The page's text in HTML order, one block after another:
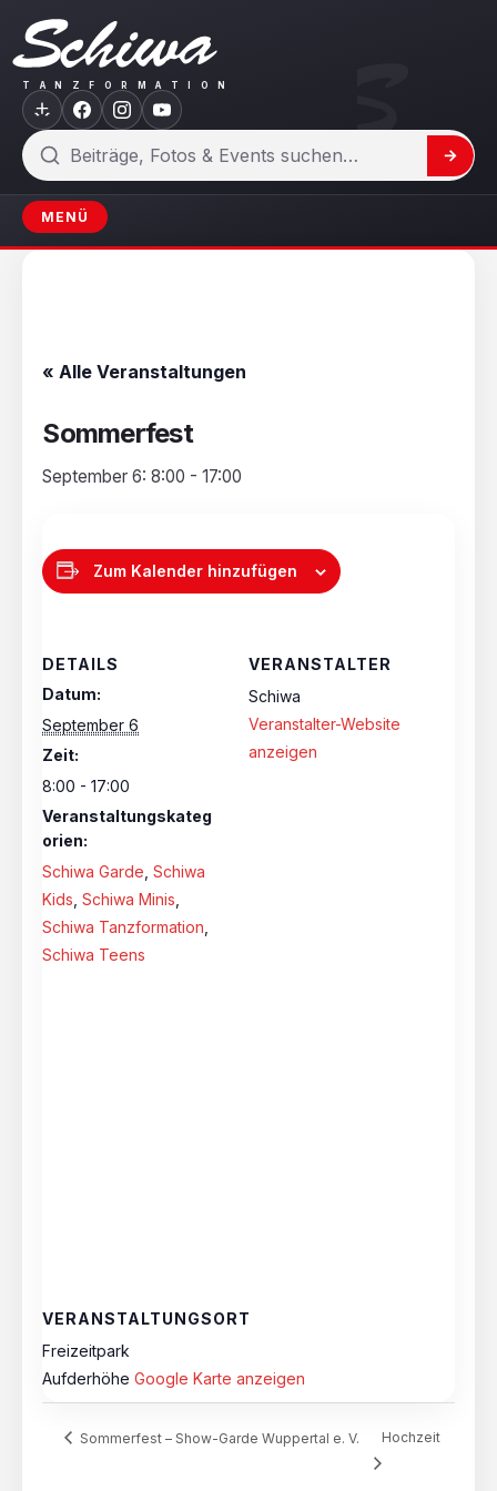
Inhalt
springen
T A N Z F O R M A T O N
Suchen
MENÜ
« Alle Veranstaltungen
Sommerfest
September 6: 8:00 -17:00
Zum Kalender hinzufügen
DETAILS
Datum:
September 6
Zeit:
8:00 - 17:00
Veranstaltungskateg
orien:
Schiwa Garde ,Schiwa
Kids ,Schiwa Minis
Schiwa Tanzformation
Schiwa Teens
VERANSTALTER
Schiwa
Veranstalter-Website
anzeigen
VERANSTALTUNGSORT
Freizeitpark
Aufderhöhe Google Karte anzeigen
Sommerfest – Show-Garde Wuppertal e. V. Hochzeit